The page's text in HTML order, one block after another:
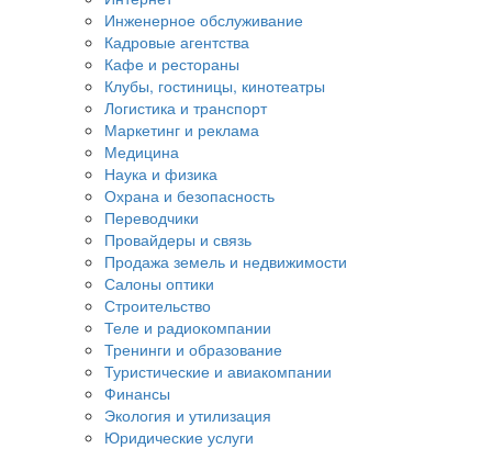
Инженерное обслуживание
Кадровые агентства
Кафе и рестораны
Клубы, гостиницы, кинотеатры
Логистика и транспорт
Маркетинг и реклама
Медицина
Наука и физика
Охрана и безопасность
Переводчики
Провайдеры и связь
Продажа земель и недвижимости
Салоны оптики
Строительство
Теле и радиокомпании
Тренинги и образование
Туристические и авиакомпании
Финансы
Экология и утилизация
Юридические услуги